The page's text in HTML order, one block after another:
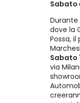
Sabato
Durante
dove la
Possa,
Sabato
via